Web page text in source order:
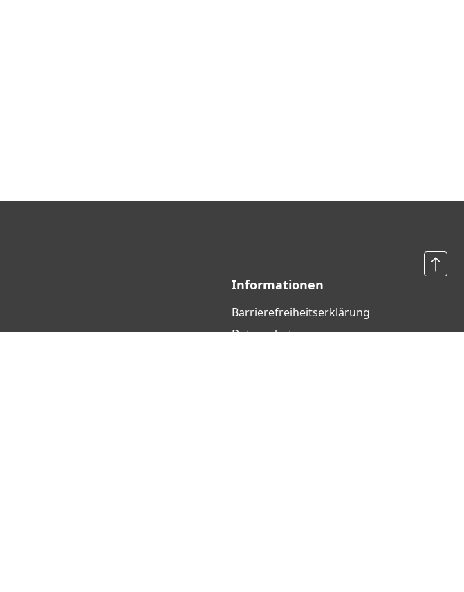
Informationen
Barrierefreiheits­erklärung
Datenschutz